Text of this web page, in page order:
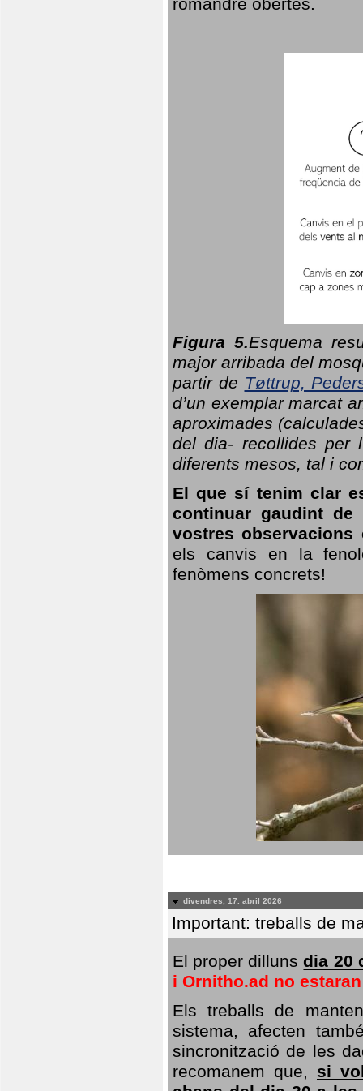
Figura 5.Esquema
major arribada del
partir de Tøttrup,
d’un exemplar marcat
aproximades
del dia- recollides per
diferents mesos, tal i
El que sí tenim clar
continuar gaudint
vostres
els canvis en la
fenòmens concrets!
divendres, 17. abril 2026
Important: treballs de
El proper dilluns dia 20
i Ornitho.ad no
Els treballs de
sistema, afecten
sincronització de les
recomanem que, si